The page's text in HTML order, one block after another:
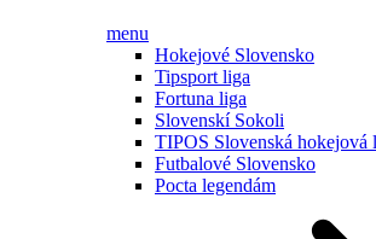
menu
Hokejové Slovensko
Tipsport liga
Fortuna liga
Slovenskí Sokoli
TIPOS Slovenská hokejová
Futbalové Slovensko
Pocta legendám